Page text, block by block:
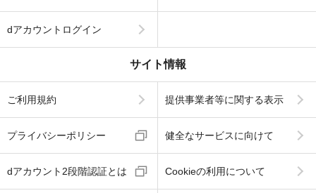
dアカウントログイン
サイト情報
ご利用規約 提供事業者等に関する表示
プライバシーポリシー 健全なサービスに向けて
dアカウント2段階認証とは Cookieの利用について